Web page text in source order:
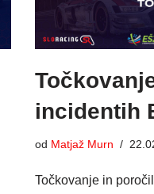
incidentih
od Matjaž Murn
Točkovanje in